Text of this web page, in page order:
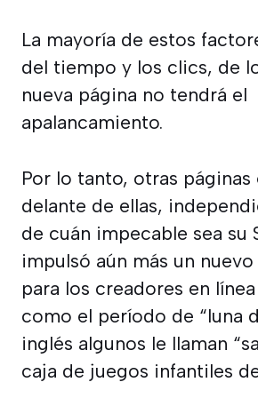
La mayoría de estos
del tiempo y los clics, de
nueva página no tendrá el
apalancamiento.
Por lo tanto, otras páginas
delante de ellas,
de cuán impecable sea su
impulsó aún más un
para los creadores en
como el período de “luna
inglés algunos le llaman
caja de juegos infantiles